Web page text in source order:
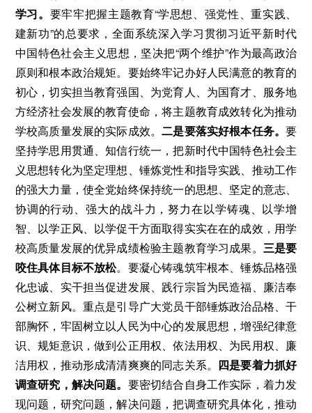
学习。 要牢牢把握主题教育“学思想、强党性、重实践、
建新功”的总要求，全面系统深入学习贯彻习近平新时代
中国特色社会主义思想，坚决把“两个维护”作为最高政治
原则和根本政治规矩。要始终牢记办好人民满意的教育的
初心，切实担当教育强国、为党育人、为国育才、服务地
方经济社会发展的教育使命，将主题教育成效转化为推动
学校高质量发展的实际成效。二是要落实好根本任务。要
坚持学思用贯通、知信行统一，把新时代中国特色社会主
义思想转化为坚定理想、锤炼党性和指导实践、推动工作
的强大力量，使全党始终保持统一的思想、坚定的意志、
协调的行动、强大的战斗力，努力在以学铸魂、以学增
智、以学正风、以学促干方面取得实实在在的成效，用学
校高质量发展的优异成绩检验主题教育学习成果。 三是要
咬住具体目标不放松。要凝心铸魂筑牢根本、锤炼品格强
化忠诚、实干担当促进发展、践行宗旨为民造福、廉洁奉
公树立新风。重点是引导广大党员干部锤炼政治品格、干
部胸怀，牢固树立以人民为中心的发展思想，增强纪律意
识、规矩意识，做到公正用权、依法用权、为民用权、廉
洁用权，推动形成清清爽爽的同志关系。 四是要着力抓好
调查研究，解决问题。 要密切结合自身工作实际，着力发
现问题，研究问题，解决问题，把调查研究具体化，推动